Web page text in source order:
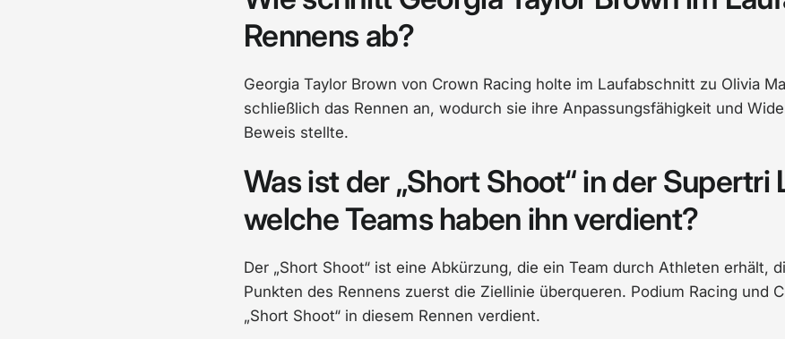
Rennens ab?
Georgia Taylor Brown von Crown Racing holte im Laufabschnitt zu Olivia
schließlich das Rennen an, wodurch sie ihre Anpassungsfähigkeit und
Beweis stellte.
Was ist der „Short Shoot“ in der Supertri
welche Teams haben ihn verdient?
Der „Short Shoot“ ist eine Abkürzung, die ein Team durch Athleten erhält,
Punkten des Rennens zuerst die Ziellinie überqueren. Podium Racing und
„Short Shoot“ in diesem Rennen verdient.